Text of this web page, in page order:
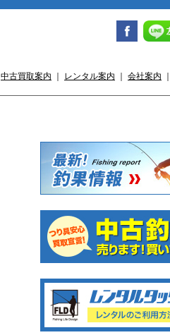
中古買取案内 レンタル案内 会社案内